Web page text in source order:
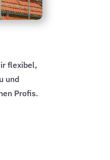
flexibel,
und
Profis.